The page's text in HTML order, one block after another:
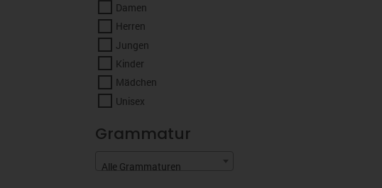
Damen
Herren
Jungen
Kinder
Mädchen
Unisex
Grammatur
Alle Grammaturen